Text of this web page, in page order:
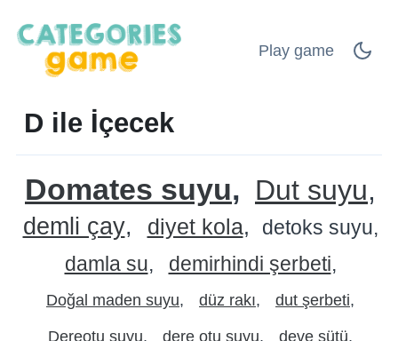
Play game
D ile İçecek
Domates suyu Dut suyu
demli çay diyet kola
detoks suyu
damla su
demirhindi şerbeti
Doğal maden suyu düz rakı dut şerbeti
Dereotu suyu dere otu suyu deve sütü